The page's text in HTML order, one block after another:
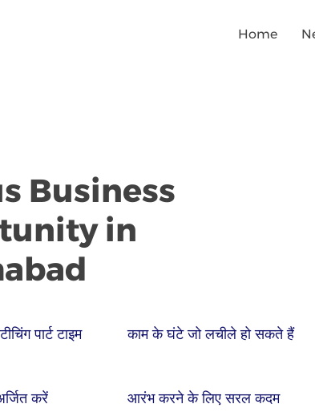
Business
in
पार्ट टाइम काम के घंटे जो लचीले हो सकते हैं
करें आरंभ करने के लिए सरल कदम
Home